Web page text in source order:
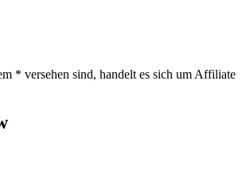
* versehen sind, handelt es sich um Affiliate